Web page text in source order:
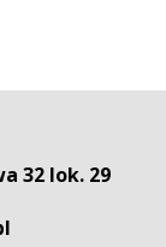
32 lok. 29